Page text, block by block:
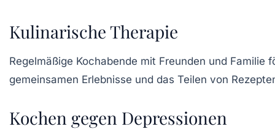
Kulinarische Therapie
Regelmäßige Kochabende mit Freunden und Familie
gemeinsamen Erlebnisse und das Teilen von
Kochen gegen Depressionen